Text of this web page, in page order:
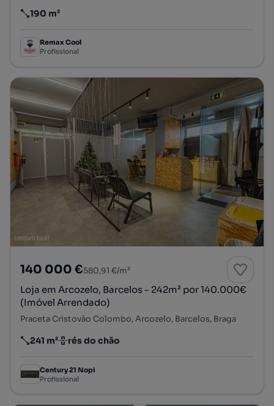
Preço por metro quadrado
190 m²
Remax Cool
Profissional
140 000 €580,91 €/m²
Loja em Arcozelo, Barcelos - 242m² por 140.000€
(Imóvel Arrendado)
Praceta Cristovão Colombo, Arcozelo, Barcelos, Braga
Preço por metro quadrado
241 m²
Andar rés do chão
Century 21 Nopi
Profissional